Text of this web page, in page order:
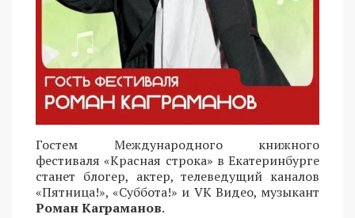
Гостем Международного книжного
фестиваля «Красная строка» в Екатеринбурге
станет блогер, актер, телеведущий каналов
«Пятница!», «Суббота!» и VK Видео, музыкант
Роман Каграманов.